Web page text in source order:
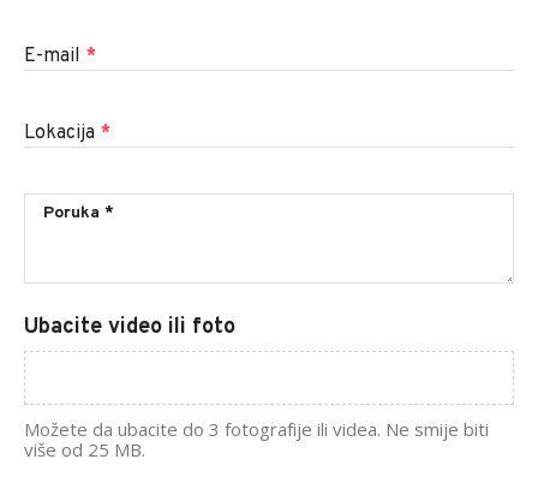
E-mail *
Lokacija *
Ubacite video ili foto
Možete da ubacite do 3 fotografije ili videa. Ne smije biti
više od 25 MB.